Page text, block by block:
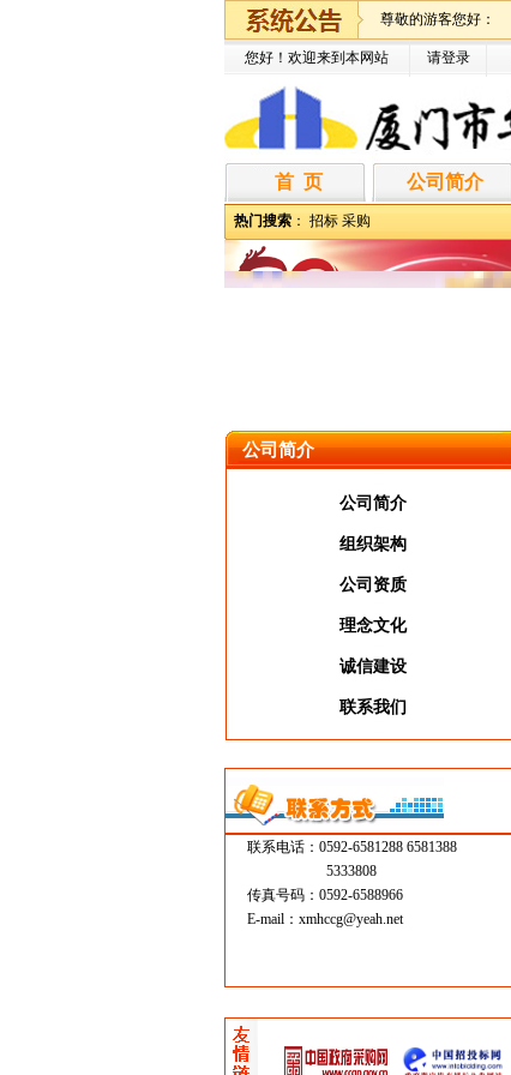
尊敬的游客您好：
您好！欢迎来到本网站 请登录
首 页 公司简介
热门搜索 ： 招标 采购
公司简介
公司简介
组织架构
公司资质
理念文化
诚信建设
联系我们
联系电话：0592-6581288 6581388
5333808
传真号码：0592-6588966
E-mail： xmhccg@yeah.net